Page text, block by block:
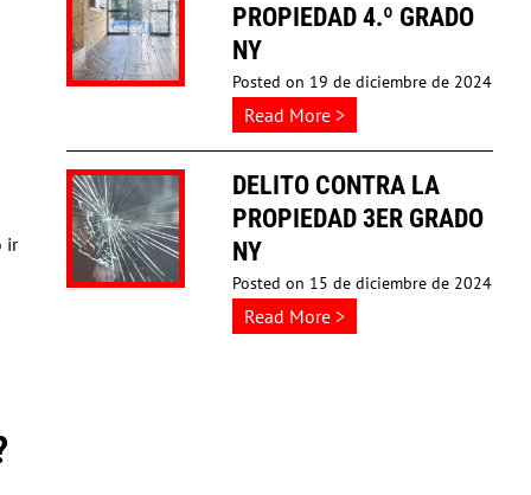
ir
ESTADO
EMBRIAGUEZ
EN
YORK
PROPIEDAD 4.º GRADO
NY
Posted on 19 de diciembre de 2024
Read More >about
Delito
Contra
la
4.º
Grado
DELITO CONTRA LA
PROPIEDAD 3ER GRADO
NY
Posted on 15 de diciembre de 2024
Read More >about